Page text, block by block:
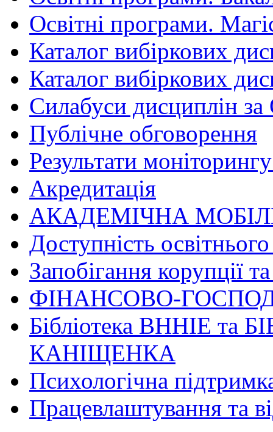
Освітні програми.
Каталог вибіркових
Каталог вибіркових
Силабуси дисциплін
Публічне обговорення
Результати
Акредитація
АКАДЕМІЧНА
Доступність
Запобігання корупції
ФІНАНСОВО-
Бібліотека ВННІЕ та
КАНІЩЕНКА
Психологічна
Працевлаштування та